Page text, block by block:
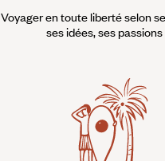
Voyager en toute liberté selon
ses idées, ses passions